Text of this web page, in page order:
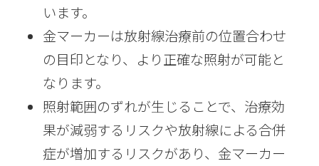
います。
金マーカーは放射線治療前の位置合わせ
の目印となり、より正確な照射が可能と
なります。
照射範囲のずれが生じることで、治療効
果が減弱するリスクや放射線による合併
症が増加するリスクがあり、金マーカー